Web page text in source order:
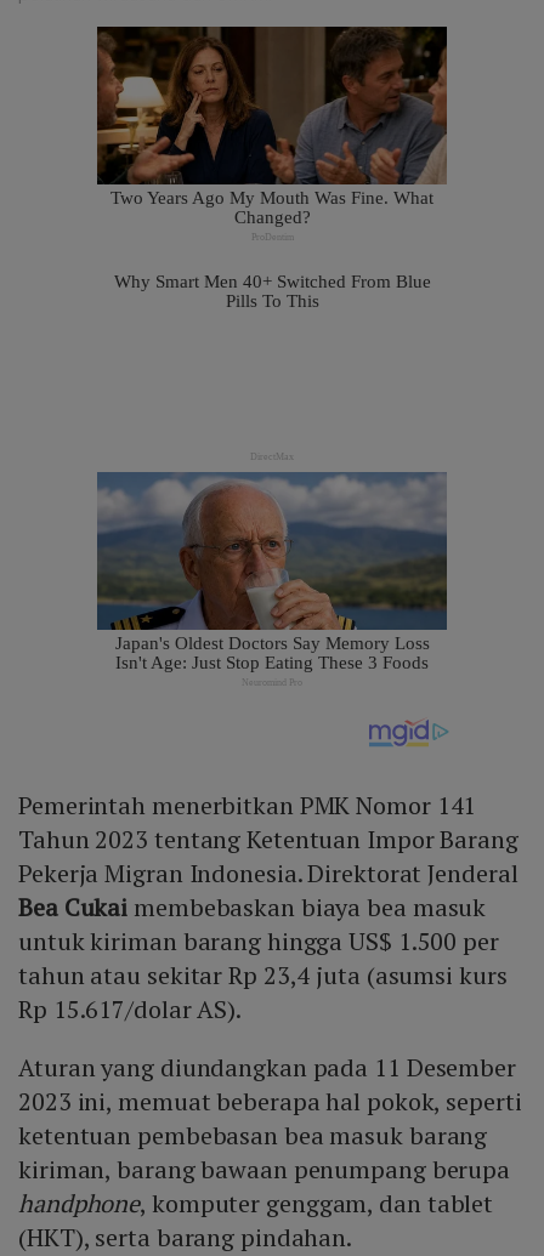
Pemerintah menerbitkan PMK Nomor 141
Tahun 2023 tentang Ketentuan Impor Barang
Pekerja Migran Indonesia. Direktorat Jenderal
Bea Cukai membebaskan biaya bea masuk
untuk kiriman barang hingga US$ 1.500 per
tahun atau sekitar Rp 23,4 juta (asumsi kurs
Rp 15.617/dolar AS).
Aturan yang diundangkan pada 11 Desember
2023 ini, memuat beberapa hal pokok, seperti
ketentuan pembebasan bea masuk barang
kiriman, barang bawaan penumpang berupa
handphone, komputer genggam, dan tablet
(HKT), serta barang pindahan.